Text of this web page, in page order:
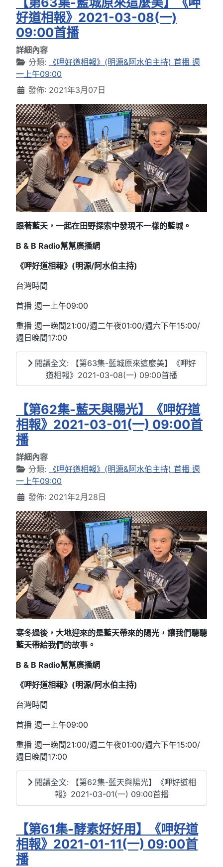
好道相報》2021-03-08(一)
09:00首播
詳細內容
分類:
《呷好道相報》(明源&阿水伯主持) 首播 週
一上午09:00
發佈: 2021年3月07日
跟著藍天，一起在田野探索中發現不一樣的藍城。
B & B Radio幫幫廣播網
《呷好道相報》(明源/阿水伯主持)
台灣時間
首播 週一上午09:00
重播 週一晚間21:00/週二午夜01:00/週六下午15:00/
週日晚間17:00
閱讀全文: 【第63集-藍城原來這麼美】《呷好
道相報》2021-03-08(一) 09:00首播
【第62集-藍天與陽光】《呷好道
相報》2021-03-01(一) 09:00首
播
詳細內容
分類:
《呷好道相報》(明源&阿水伯主持) 首播 週
一上午09:00
發佈: 2021年2月28日
寒冬過後，大地迎來的是藍天帶來的陽光，讓我們聽聽
藍天帶給我們的故事。
B & B Radio幫幫廣播網
《呷好道相報》(明源/阿水伯主持)
台灣時間
首播 週一上午09:00
重播 週一晚間21:00/週二午夜01:00/週六下午15:00/
週日晚間17:00
閱讀全文: 【第62集-藍天與陽光】《呷好道相
報》2021-03-01(一) 09:00首播
【第61集-酵素好好用】《呷好道
相報》2021-01-11(一) 09:00首
播